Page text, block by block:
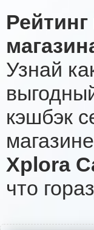
Узнай
кэшбэк
Xplora
что